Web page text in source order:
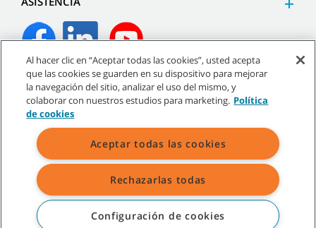
©2026 Tennant Company. Todos los derechos reservados.
Mapa del sitio|Políticas generales|Términos de uso
Términos de venta
Todas las marcas registradas y logos de Tennant son propiedad de
Tennant Company y/o sus compañías afiliadas o subsidiarias.
Al hacer clic en “Aceptar todas las cookies”, usted acepta
que las cookies se guarden en su dispositivo para mejorar
la navegación del sitio, analizar el uso del mismo, y
colaborar con nuestros estudios para marketing. Política
de cookies
Aceptar todas las cookies
Rechazarlas todas
Configuración de cookies